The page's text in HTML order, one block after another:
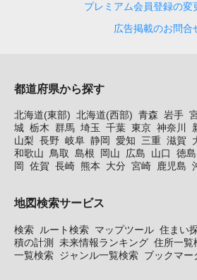
プレミアム会員登録の変
広告掲載のお問合
都道府県から探す
北海道(東部) 北海道(西部) 青森 岩手
城 栃木 群馬 埼玉 千葉 東京 神奈川
山梨 長野 岐阜 静岡 愛知 三重 滋賀
和歌山
鳥取 島根 岡山 広島 山口 徳島
岡
佐賀 長崎 熊本 大分 宮崎 鹿児島
地図検索サービス
検索 ルート検索 マップツール 住まい
積の計測
未来情報ランキング 住所一覧
一覧検索 ジャンル一覧検索 ブックマー